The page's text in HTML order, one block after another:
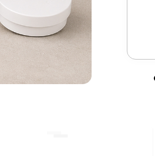
Alle Bewertungen anzeigen
auf ratedo.de